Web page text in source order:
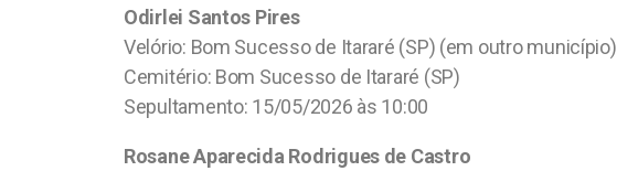
Odirlei Santos Pires
Velório: Bom Sucesso de Itararé (SP) (em outro município)
Cemitério: Bom Sucesso de Itararé (SP)
Sepultamento: 15/05/2026 às 10:00
Rosane Aparecida Rodrigues de Castro